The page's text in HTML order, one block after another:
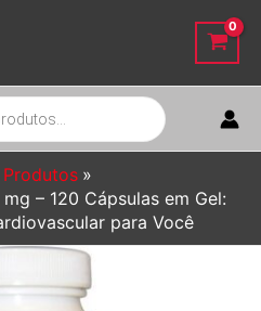
Produtos
– 120 Cápsulas em Gel:
para Você